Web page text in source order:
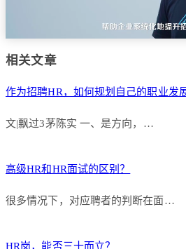
相关文章
作为招聘HR，如何规划自己的职业发
文|飘过3茅陈实 一、是方向，…
高级HR和HR面试的区别？
很多情况下，对应聘者的判断在面…
HR岗，能否三十而立？